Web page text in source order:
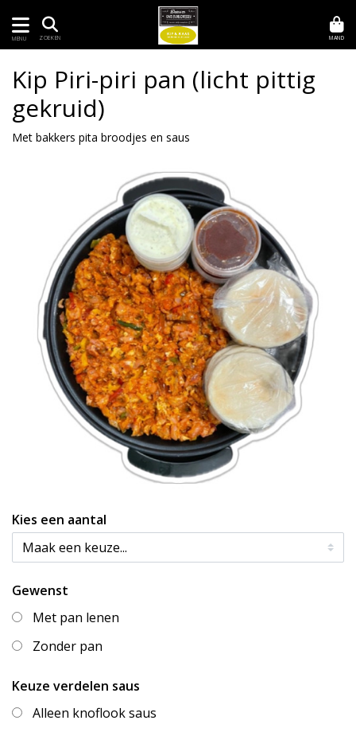
MENU ZOEKEN MAND
Kip Piri-piri pan (licht pittig
gekruid)
Met bakkers pita broodjes en saus
Kies een aantal
Gewenst
Met pan lenen
Zonder pan
Keuze verdelen saus
Alleen knoflook saus